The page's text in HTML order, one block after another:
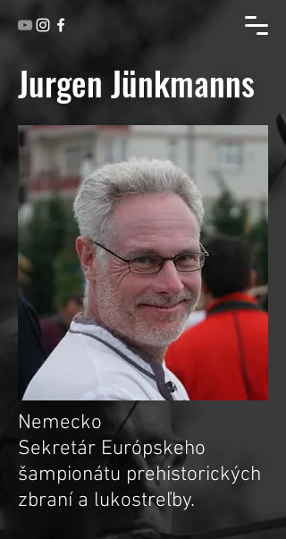
Jurgen Jünkmanns
Nemecko
Sekretár Európskeho
šampionátu prehistorických
zbraní a lukostreľby.